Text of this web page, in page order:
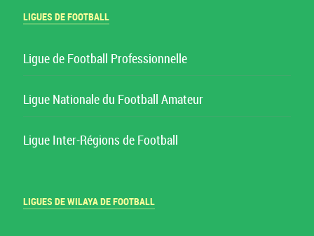
LIGUES DE FOOTBALL
Ligue de Football Professionnelle
Ligue Nationale du Football Amateur
Ligue Inter-Régions de Football
LIGUES DE WILAYA DE FOOTBALL